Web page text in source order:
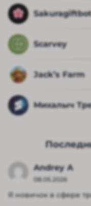
Scarvey
Jack’s Farm
Михалыч
Andrey A
08.05.2026
Я новичок в сфере